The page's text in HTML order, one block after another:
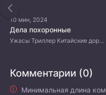
10 мин, 2024
Дела похоронные
Ужасы Триллер Китайские дорамы
Комментарии (0)
Минимальная длина